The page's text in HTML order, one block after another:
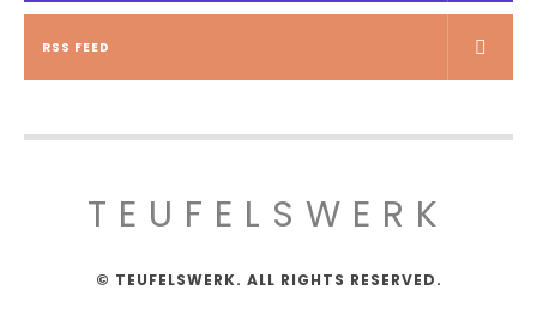
RSS FEED
TEUFELSWERK
© TEUFELSWERK. ALL RIGHTS RESERVED.